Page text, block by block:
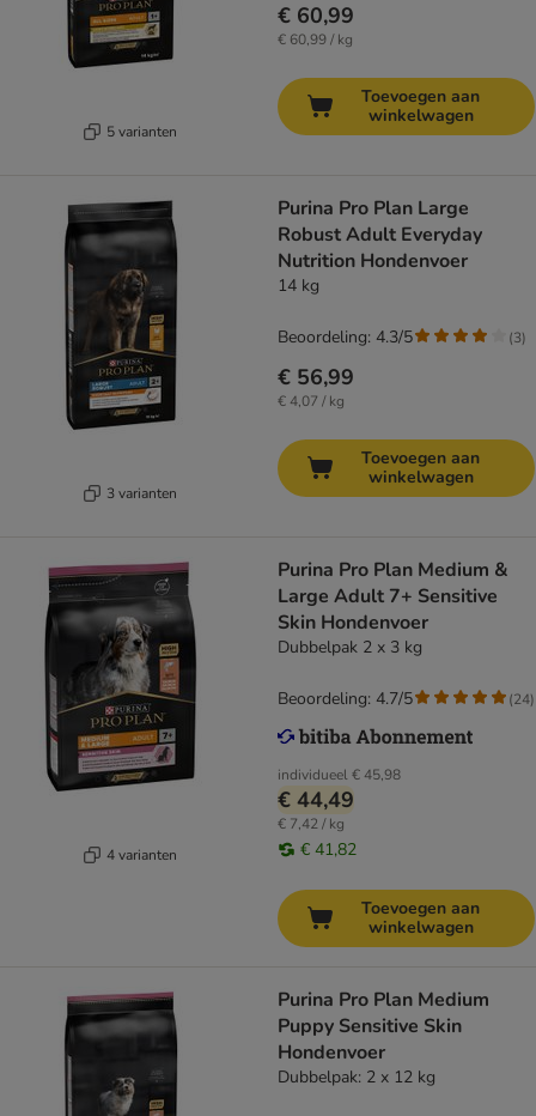
5 varianten
€ 60,99
€ 60,99 / kg
Toevoegen aan
winkelwagen
3 varianten
Purina Pro Plan Large
Robust Adult Everyday
Nutrition Hondenvoer
14 kg
€ 56,99
€ 4,07 / kg
Beoordeling: 4.3/5 (3)
Toevoegen aan
winkelwagen
4 varianten
Purina Pro Plan Medium &
Large Adult 7+ Sensitive
Skin Hondenvoer
Dubbelpak 2 x 3 kg
individueel€ 45,98
€ 44,49
€ 7,42 / kg
€ 41,82
Beoordeling: 4.7/5 (24)
Toevoegen aan
winkelwagen
Purina Pro Plan Medium
Puppy Sensitive Skin
Hondenvoer
Dubbelpak: 2 x 12 kg